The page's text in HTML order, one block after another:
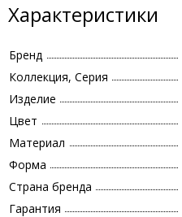
Характеристики
Бренд
Коллекция, Серия
Изделие
Цвет
Материал
Форма
Страна бренда
Гарантия